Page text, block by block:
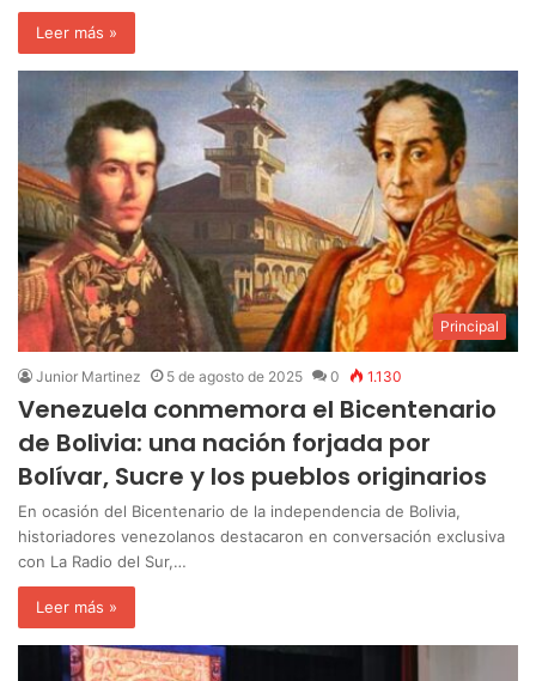
Leer más »
Principal
Junior Martinez 5 de agosto de 2025 0 1.130
Venezuela conmemora el Bicentenario
de Bolivia: una nación forjada por
Bolívar, Sucre y los pueblos originarios
En ocasión del Bicentenario de la independencia de Bolivia,
historiadores venezolanos destacaron en conversación exclusiva
con La Radio del Sur,…
Leer más »